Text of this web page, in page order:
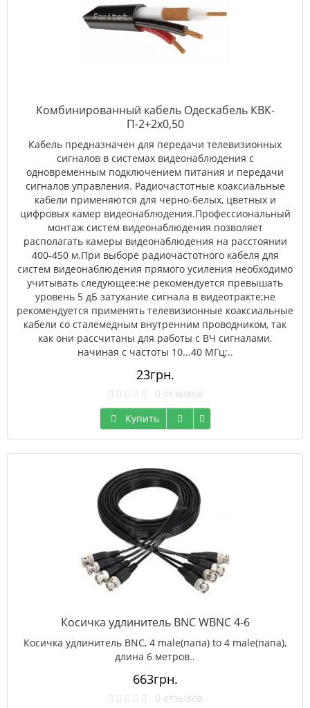
Комбинированный кабель Одескабель КВК-
П-2+2х0,50
Кабель предназначен для передачи телевизионных
сигналов в системах видеонаблюдения с
одновременным подключением питания и передачи
сигналов управления. Радиочастотные коаксиальные
кабели применяются для черно-белых, цветных и
цифровых камер видеонаблюдения.Профессиональный
монтаж систем видеонаблюдения позволяет
располагать камеры видеонаблюдения на расстоянии
400-450 м.При выборе радиочастотного кабеля для
систем видеонаблюдения прямого усиления необходимо
учитывать следующее:не рекомендуется превышать
уровень 5 дБ затухание сигнала в видеотракте;не
рекомендуется применять телевизионные коаксиальные
кабели со сталемедным внутренним проводником, так
как они рассчитаны для работы с ВЧ сигналами,
начиная с частоты 10...40 МГц;..
23грн.
0 отзывов
Купить
Косичка удлинитель BNC WBNC 4-6
Косичка удлинитель BNC, 4 male(папа) to 4 male(папа),
длина 6 метров..
663грн.
0 отзывов